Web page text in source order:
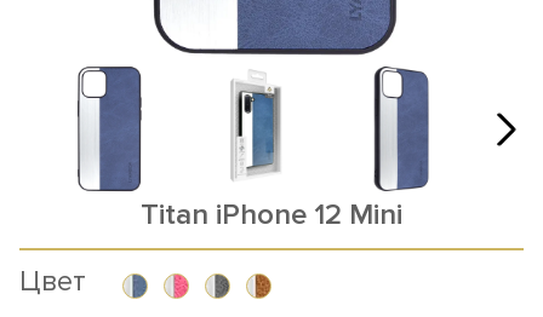
Titan iPhone 12 Mini
Цвет